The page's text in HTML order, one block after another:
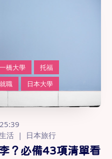
一橋大學
托福
職
日本大學
活 日本旅行
？必備43項清單看